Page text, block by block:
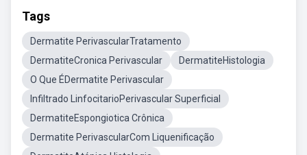
Tags
Dermatite PerivascularTratamento
DermatiteCronica Perivascular
DermatiteHistologia
O Que ÉDermatite Perivascular
Infiltrado LinfocitarioPerivascular Superficial
DermatiteEspongiotica Crônica
Dermatite PerivascularCom Liquenificação